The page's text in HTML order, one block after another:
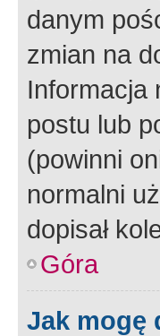
danym
zmian na
Informacja
postu lub
(powinni
normalni
dopisał
Góra
Jak mogę